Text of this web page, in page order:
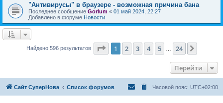
"Антивирусы" в браузере - возможная причина бана
Последнее сообщение Gorlum « 01 май 2024, 22:27
Добавлено в форуме Новости
Найдено 596 результатов Страница из 24
1 2 3 4 5 24
Перейти
Сайт СуперНова Список форумов Часовой пояс: UTC+02:00